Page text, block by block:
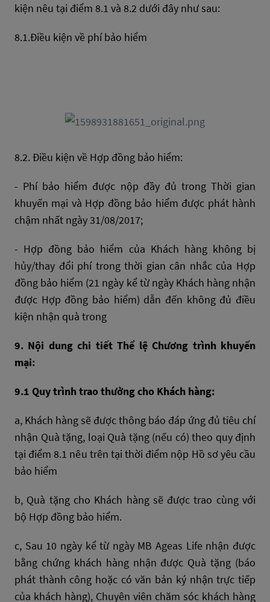
kiện nêu tại điểm 8.1 và 8.2 dưới đây như sau:
8.1.Điều kiện về phí bảo hiểm
8.2. Điều kiện về Hợp đồng bảo hiểm:
- Phí bảo hiểm được nộp đầy đủ trong Thời gian
khuyến mại và Hợp đồng bảo hiểm được phát hành
chậm nhất ngày 31/08/2017;
- Hợp đồng bảo hiểm của Khách hàng không bị
hủy/thay đổi phí trong thời gian cân nhắc của Hợp
đồng bảo hiểm (21 ngày kể từ ngày Khách hàng nhận
được Hợp đồng bảo hiểm) dẫn đến không đủ điều
kiện nhận quà trong
9. Nội dung chi tiết Thể lệ Chương trình khuyến
mại:
9.1 Quy trình trao thưởng cho Khách hàng:
a, Khách hàng sẽ được thông báo đáp ứng đủ tiêu chí
nhận Quà tặng, loại Quà tặng (nếu có) theo quy định
tại điểm 8.1 nêu trên tại thời điểm nộp Hồ sơ yêu cầu
bảo hiểm
b, Quà tặng cho Khách hàng sẽ được trao cùng với
bộ Hợp đồng bảo hiểm.
c, Sau 10 ngày kể từ ngày MB Ageas Life nhận được
bằng chứng khách hàng nhận được Quà tặng (báo
phát thành công hoặc có văn bản ký nhận trực tiếp
của khách hàng), Chuyên viên chăm sóc khách hàng